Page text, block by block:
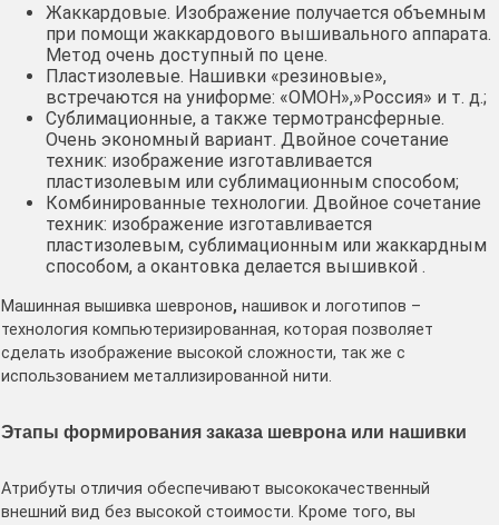
Жаккардовые. Изображение получается объемным
при помощи жаккардового вышивального аппарата.
Метод очень доступный по цене.
Пластизолевые. Нашивки «резиновые»,
встречаются на униформе: «ОМОН»,»Россия» и т. д.;
Сублимационные, а также термотрансферные.
Очень экономный вариант. Двойное сочетание
техник: изображение изготавливается
пластизолевым или сублимационным способом;
Комбинированные технологии. Двойное сочетание
техник: изображение изготавливается
пластизолевым, сублимационным или жаккардным
способом, а окантовка делается вышивкой .
Машинная вышивка шевронов, нашивок и логотипов –
технология компьютеризированная, которая позволяет
сделать изображение высокой сложности, так же с
использованием металлизированной нити.
Этапы формирования заказа шеврона или нашивки
Атрибуты отличия обеспечивают высококачественный
внешний вид без высокой стоимости. Кроме того, вы